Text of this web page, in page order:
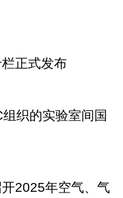
正式发布
织的实验室间国
2025年空气、气